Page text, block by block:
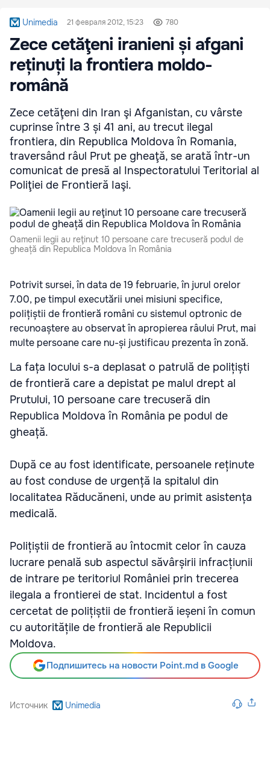
Unimedia 21 февраля 2012, 15:23 780
Zece cetăţeni iranieni și afgani
reținuți la frontiera moldo-
română
Zece cetăţeni din Iran şi Afganistan, cu vârste
cuprinse între 3 și 41 ani, au trecut ilegal
frontiera, din Republica Moldova în Romania,
traversând râul Prut pe gheaţă, se arată într-un
comunicat de presă al Inspectoratului Teritorial al
Poliţiei de Frontieră Iaşi.
Oamenii legii au reţinut 10 persoane care trecuseră podul de
gheață din Republica Moldova în România
Potrivit sursei, în data de 19 februarie, în jurul orelor
7.00, pe timpul executării unei misiuni specifice,
polițiștii de frontieră români cu sistemul optronic de
recunoaștere au observat în apropierea râului Prut, mai
multe persoane care nu-și justificau prezenta în zonă.
La fața locului s-a deplasat o patrulă de polițiști
de frontieră care a depistat pe malul drept al
Prutului, 10 persoane care trecuseră din
Republica Moldova în România pe podul de
gheață.
După ce au fost identificate, persoanele reținute
au fost conduse de urgență la spitalul din
localitatea Răducăneni, unde au primit asistența
medicală.
Polițiștii de frontieră au întocmit celor în cauza
lucrare penală sub aspectul săvârșirii infracțiunii
de intrare pe teritoriul României prin trecerea
ilegala a frontierei de stat. Incidentul a fost
cercetat de polițiștii de frontieră ieșeni în comun
cu autoritățile de frontieră ale Republicii
Moldova.
Подпишитесь на новости Point.md в Google
Источник Unimedia